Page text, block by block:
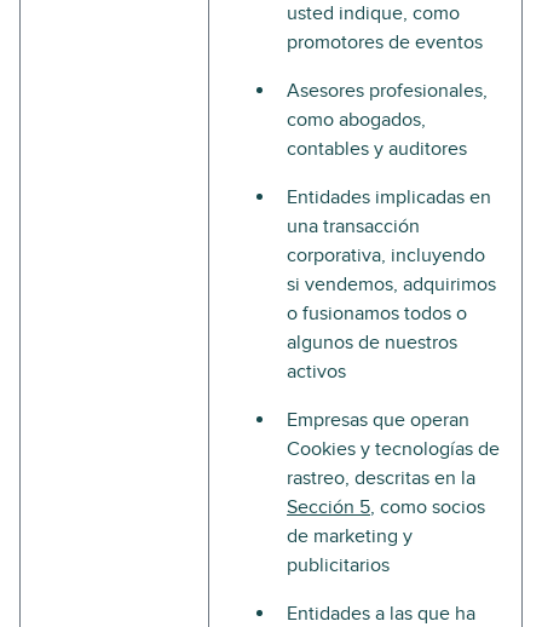
usted indique, como
promotores de eventos
Asesores profesionales,
como abogados,
contables y auditores
Entidades implicadas en
una transacción
corporativa, incluyendo
si vendemos, adquirimos
o fusionamos todos o
algunos de nuestros
activos
Empresas que operan
Cookies y tecnologías de
rastreo, descritas en la
Sección 5, como socios
de marketing y
publicitarios
Entidades a las que ha